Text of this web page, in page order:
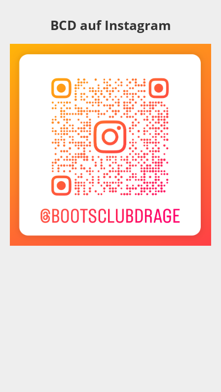
BCD auf Instagram